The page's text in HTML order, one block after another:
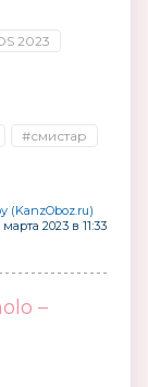
2023
#смистар
(KanzOboz.ru)
марта 2023 в 11:33
–